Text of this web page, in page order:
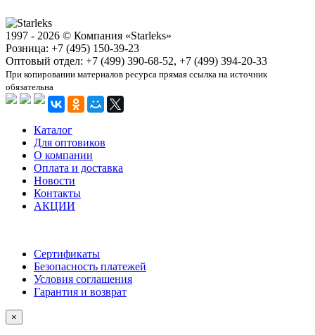
1997 - 2026 © Компания «Starleks»
Розница: +7 (495) 150-39-23
Оптовый отдел: +7 (499) 390-68-52, +7 (499) 394-20-33
При копировании материалов ресурса прямая ссылка на источник
обязательна
Каталог
Для оптовиков
О компании
Оплата и доставка
Новости
Контакты
АКЦИИ
Сертификаты
Безопасность платежей
Условия соглашения
Гарантия и возврат
×